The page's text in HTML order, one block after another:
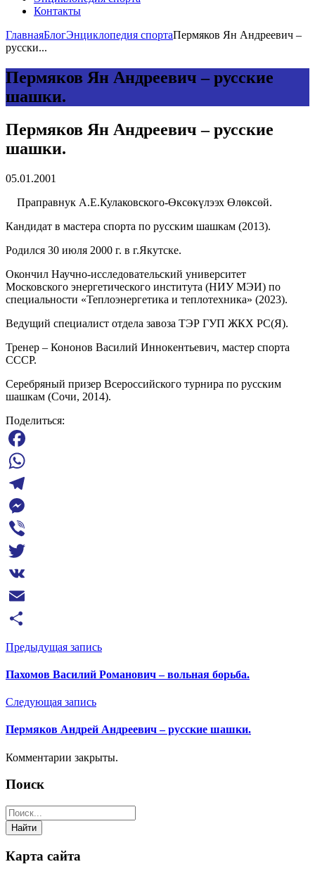
Контакты
ГлавнаяБлогЭнциклопедия спортаПермяков Ян Андреевич –
русски...
Пермяков Ян Андреевич – русские
шашки.
Пермяков Ян Андреевич – русские
шашки.
05.01.2001
Праправнук А.Е.Кулаковского-Өксөкүлээх Өлөксөй.
Кандидат в мастера спорта по русским шашкам (2013).
Родился 30 июля 2000 г. в г.Якутске.
Окончил Научно-исследовательский университет
Московского энергетического института (НИУ МЭИ) по
специальности «Теплоэнергетика и теплотехника» (2023).
Ведущий специалист отдела завоза ТЭР ГУП ЖКХ РС(Я).
Тренер – Кононов Василий Иннокентьевич, мастер спорта
СССР.
Серебряный призер Всероссийского турнира по русским
шашкам (Сочи, 2014).
Поделиться:
Facebook
WhatsApp
Telegram
Messenger
Viber
Twitter
VK
Email
Отправить
Предыдущая запись
Пахомов Василий Романович – вольная борьба.
Следующая запись
Пермяков Андрей Андреевич – русские шашки.
Комментарии закрыты.
Поиск
Карта сайта